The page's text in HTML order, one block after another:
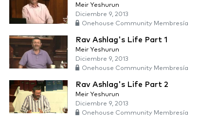
Meir Yeshurun
Diciembre 9, 2013
Onehouse Community Membresía
Rav Ashlag's Life Part 1
Meir Yeshurun
Diciembre 9, 2013
Onehouse Community Membresía
Rav Ashlag's Life Part 2
Meir Yeshurun
Diciembre 9, 2013
Onehouse Community Membresía